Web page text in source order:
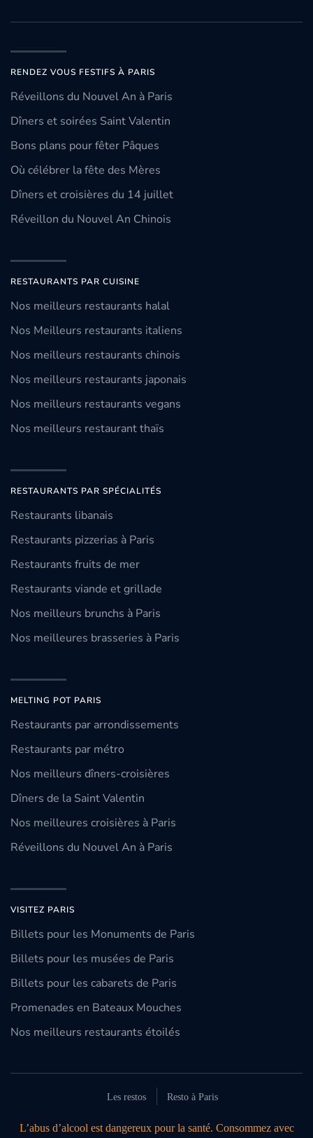
RENDEZ VOUS FESTIFS À PARIS
Réveillons du Nouvel An à Paris
Dîners et soirées Saint Valentin
Bons plans pour fêter Pâques
Où célébrer la fête des Mères
Dîners et croisières du 14 juillet
Réveillon du Nouvel An Chinois
RESTAURANTS PAR CUISINE
Nos meilleurs restaurants halal
Nos Meilleurs restaurants italiens
Nos meilleurs restaurants chinois
Nos meilleurs restaurants japonais
Nos meilleurs restaurants vegans
Nos meilleurs restaurant thaïs
RESTAURANTS PAR SPÉCIALITÉS
Restaurants libanais
Restaurants pizzerias à Paris
Restaurants fruits de mer
Restaurants viande et grillade
Nos meilleurs brunchs à Paris
Nos meilleures brasseries à Paris
MELTING POT PARIS
Restaurants par arrondissements
Restaurants par métro
Nos meilleurs dîners-croisières
Dîners de la Saint Valentin
Nos meilleures croisières à Paris
Réveillons du Nouvel An à Paris
VISITEZ PARIS
Billets pour les Monuments de Paris
Billets pour les musées de Paris
Billets pour les cabarets de Paris
Promenades en Bateaux Mouches
Nos meilleurs restaurants étoilés
Les restos Resto à Paris
L’abus d’alcool est dangereux pour la santé. Consommez avec